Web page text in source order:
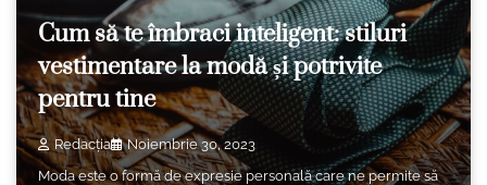
Cum să te îmbraci inteligent: stiluri
vestimentare la modă și potrivite
pentru tine
Redacția
Noiembrie 30, 2023
Moda este o formă de expresie personală care ne permite să